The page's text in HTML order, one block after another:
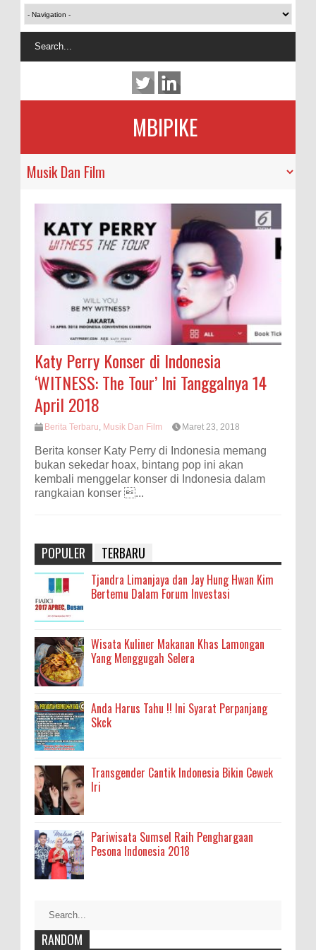
MBIPIKE
Katy Perry Konser di Indonesia
‘WITNESS: The Tour’ Ini Tanggalnya 14
April 2018
Berita Terbaru, Musik Dan Film Maret 23, 2018
Berita konser Katy Perry di Indonesia memang
bukan sekedar hoax, bintang pop ini akan
kembali menggelar konser di Indonesia dalam
rangkaian konser ...
POPULER TERBARU
Tjandra Limanjaya dan Jay Hung Hwan Kim
Bertemu Dalam Forum Investasi
Wisata Kuliner Makanan Khas Lamongan
Yang Menggugah Selera
Anda Harus Tahu !! Ini Syarat Perpanjang
Skck
Transgender Cantik Indonesia Bikin Cewek
Iri
Pariwisata Sumsel Raih Penghargaan
Pesona Indonesia 2018
RANDOM